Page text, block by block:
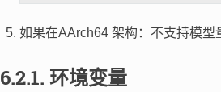
如果在AArch64 架构：不支持模型
6.2.1. 环境变量